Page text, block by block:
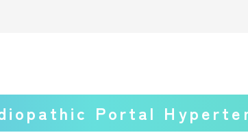
Portal